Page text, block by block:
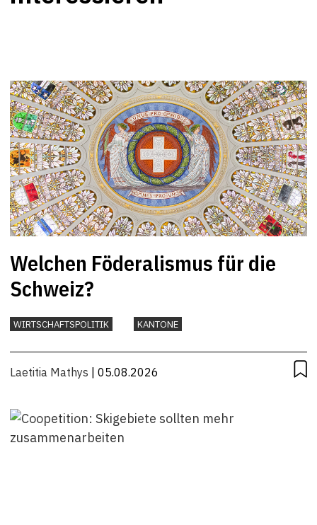
Welchen Föderalismus für die
Schweiz?
WIRTSCHAFTSPOLITIK KANTONE
Laetitia Mathys | 05.08.2026